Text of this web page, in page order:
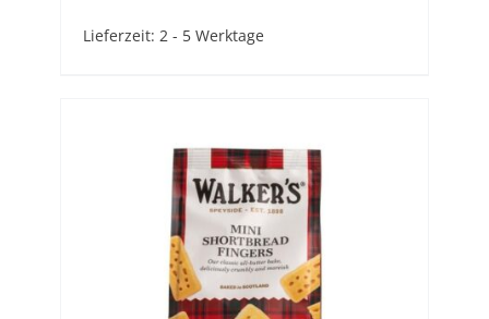
Lieferzeit: 2 - 5 Werktage